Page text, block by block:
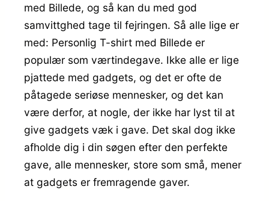
med Billede, og så kan du med god
samvittghed tage til fejringen. Så alle lige er
med: Personlig T-shirt med Billede er
populær som værtindegave. Ikke alle er lige
pjattede med gadgets, og det er ofte de
påtagede seriøse mennesker, og det kan
være derfor, at nogle, der ikke har lyst til at
give gadgets væk i gave. Det skal dog ikke
afholde dig i din søgen efter den perfekte
gave, alle mennesker, store som små, mener
at gadgets er fremragende gaver.